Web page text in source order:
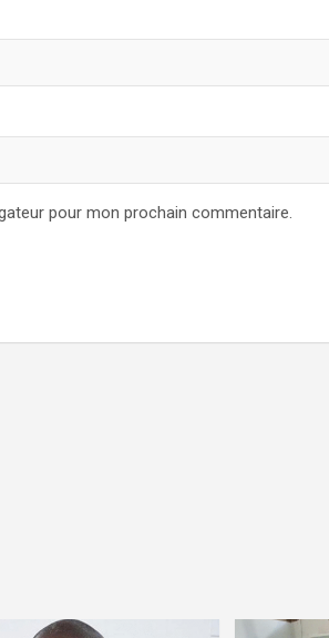
pour mon prochain commentaire.